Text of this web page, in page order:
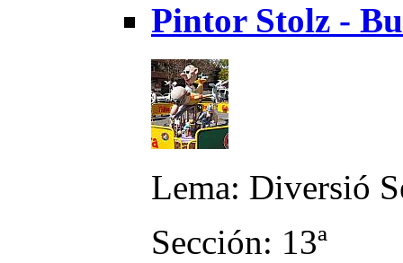
Pintor Stolz -
Lema: Diversió
Sección: 13ª